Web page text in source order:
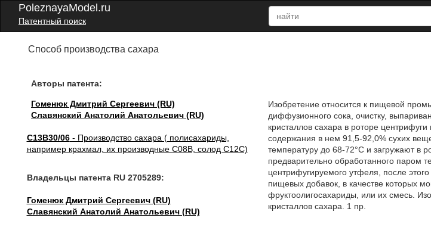
PoleznayaModel.ru
Патентный поиск
Способ производства сахара
Авторы патента:
Гоменюк Дмитрий Сергеевич (RU)
Славянский Анатолий Анатольевич (RU)
C13B30/06- Производство сахара ( полисахариды,
например крахмал, их производные C08B, солод C12C)
Владельцы патента RU 2705289:
Гоменюк Дмитрий Сергеевич (RU)
Славянский Анатолий Анатольевич (RU)
Изобретение относится к пищевой
диффузионного сока, очистку,
кристаллов сахара в роторе
содержания в нем 91,5-92,0% сухих
температуру до 68-72°С и загружают в
предварительно обработанного паром
центрифугируемого утфеля, после
пищевых добавок, в качестве которых
фруктоолигосахариды, или их смесь.
кристаллов сахара. 1 пр.